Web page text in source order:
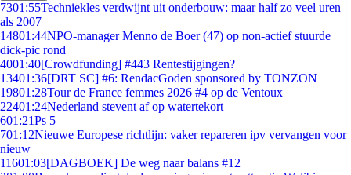
7301:55Techniekles verdwijnt uit onderbouw: maar half zo veel uren
als 2007
14801:44NPO-manager Menno de Boer (47) op non-actief stuurde
dick-pic rond
4001:40[Crowdfunding] #443 Rentestijgingen?
13401:36[DRT SC] #6: RendacGoden sponsored by TONZON
19801:28Tour de France femmes 2026 #4 op de Ventoux
22401:24Nederland stevent af op watertekort
601:21Ps 5
701:12Nieuwe Europese richtlijn: vaker repareren ipv vervangen voor
nieuw
11601:03[DAGBOEK] De weg naar balans #12